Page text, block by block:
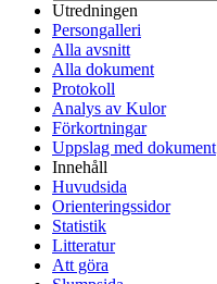
Utredningen
Persongalleri
Alla avsnitt
Alla dokument
Protokoll
Analys av Kulor
Förkortningar
Uppslag med dokument
Innehåll
Huvudsida
Orienteringssidor
Statistik
Litteratur
Att göra